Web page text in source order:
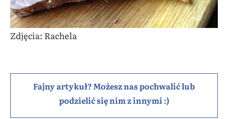
Zdjęcia: Rachela
Fajny artykuł? Możesz nas pochwalić lub
podzielić się nim z innymi :)